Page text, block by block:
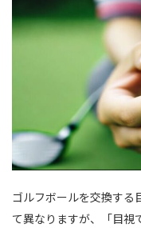
ゴルフボールを交換する
て異なりますが、「目視